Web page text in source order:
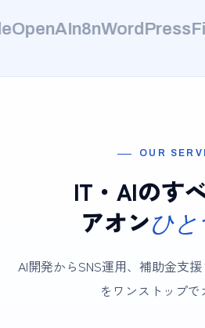
OpenAIn8nWordPress
OUR
IT・AIのす
アオンひ
AI開発からSNS運用、補助金支
をワンストップで